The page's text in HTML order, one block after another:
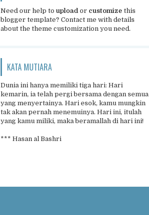
Need our help to upload or customize this
blogger template? Contact me with details
about the theme customization you need.
KATA MUTIARA
Dunia ini hanya memiliki tiga hari: Hari
kemarin, ia telah pergi bersama dengan semua
yang menyertainya. Hari esok, kamu mungkin
tak akan pernah menemuinya. Hari ini, itulah
yang kamu miliki, maka beramallah di hari ini!
*** Hasan al Bashri